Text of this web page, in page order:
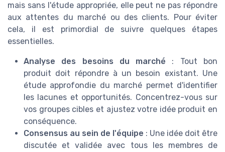
mais sans l'étude appropriée, elle peut ne pas répondre
aux attentes du marché ou des clients. Pour éviter
cela, il est primordial de suivre quelques étapes
essentielles.
Analyse des besoins du marché : Tout bon
produit doit répondre à un besoin existant. Une
étude approfondie du marché permet d'identifier
les lacunes et opportunités. Concentrez-vous sur
vos groupes cibles et ajustez votre idée produit en
conséquence.
Consensus au sein de l'équipe : Une idée doit être
discutée et validée avec tous les membres de